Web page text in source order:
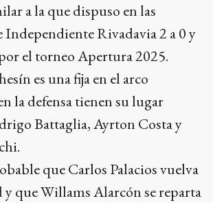
a la que dispuso en las
Independiente Rivadavia 2 a 0 y
el torneo Apertura 2025.
es una fija en el arco
la defensa tienen su lugar
Battaglia, Ayrton Costa y
que Carlos Palacios vuelva
que Willams Alarcón se reparta